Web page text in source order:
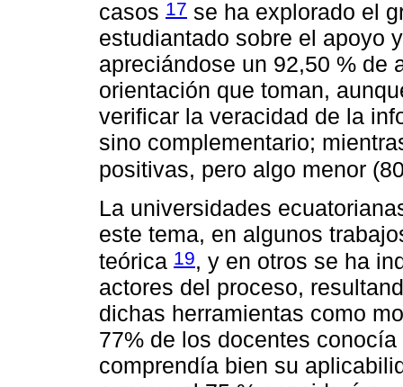
casos 17 se ha explorado el
estudiantado sobre el apoyo
apreciándose un 92,50 % de
orientación que toman,
verificar la veracidad de la
sino complementario;
positivas, pero algo menor
La universidades
este tema, en algunos
teórica 19, y en otros se ha
actores del proceso,
dichas herramientas como
77% de los docentes
comprendía bien su